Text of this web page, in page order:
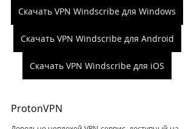
Скачать VPN Windscribe для Windows
Скачать VPN Windscribe для Android
Скачать VPN Windscribe для iOS
ProtonVPN